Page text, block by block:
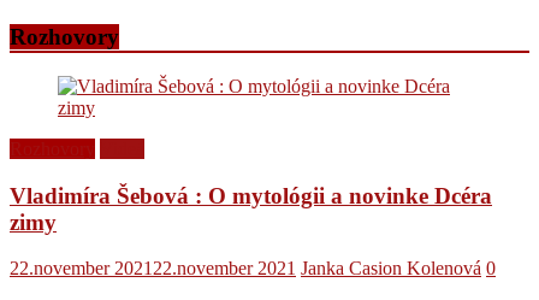
Rozhovory
Vladimíra Šebová : O mytológii a novinke Dcéra
zimy
22.november 2021 22.november 2021 Janka Casion Kolenová 0